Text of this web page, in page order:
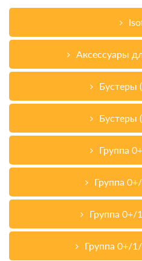
Аксессуары
Бустеры
Бустеры
Группа
Группа
Группа 0+/
Группа 0+/